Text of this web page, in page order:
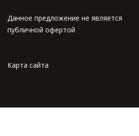
Данное предложение не является
публичной офертой
Карта сайта